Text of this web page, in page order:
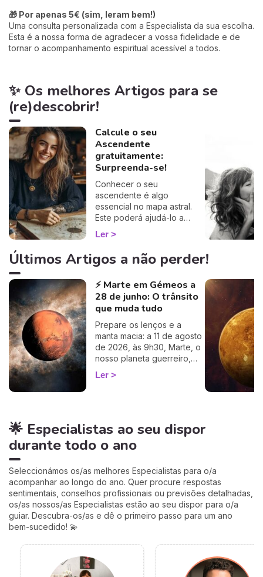
🎁 Por apenas 5€ (sim, leram bem!)
Uma consulta personalizada com a Especialista da sua escolha.
Esta é a nossa forma de agradecer a vossa fidelidade e de
tornar o acompanhamento espiritual acessível a todos.
✨ Os melhores Artigos para se
(re)descobrir!
Calcule o seu
Ascendente
gratuitamente:
Surpreenda-se!
Conhecer o seu
ascendente é algo
essencial no mapa astral.
Este poderá ajudá-lo a
compreender o porquê de
alguns comportamentos e
que imagem transmite aos
outros… Calcule o seu
descubra como este
influencia o seu Signo Solar
e as suas relações. É um
100%, apenas precisa de
ter a hora e o local do seu
nascimento.
Ler
Últimos Artigos a não perder!
⚡ Marte em Gémeos a
28 de junho: O trânsito
que muda tudo
Prepare os lenços e a
manta macia: a 11 de agosto
de 2026, às 9h30, Marte, o
nosso planeta guerreiro,
guarda a espada, deixa a
agitação mental de Gémeos
Muitos astrólogos
desprezam este trânsito por
o acharem «fraco»… mas eu
talvez um dos mais
profundamente humanos do
ano. Siga-me: o seu
coração vai perceber. 💛
Ler
🌟 Especialistas ao seu dispor
durante todo o ano
Seleccionámos os/as melhores Especialistas para o/a
acompanhar ao longo do ano. Quer procure respostas
sentimentais, conselhos profissionais ou previsões detalhadas,
os/as nossos/as Especialistas estão ao seu dispor para o/a
guiar. Descubra-os/as e dê o primeiro passo para um ano
bem-sucedido! 💫